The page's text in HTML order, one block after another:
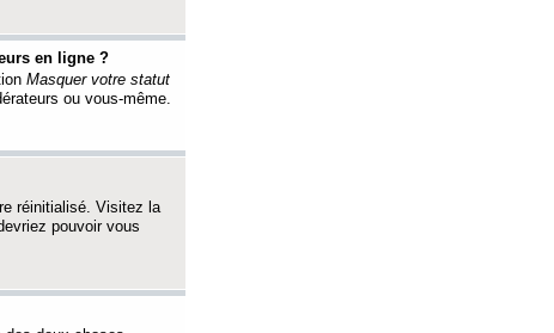
en ligne ?
Masquer votre statut
ou vous-même.
réinitialisé. Visitez la
pouvoir vous